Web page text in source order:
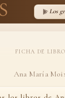
Los
FICHA DE LIBRO
Ana María